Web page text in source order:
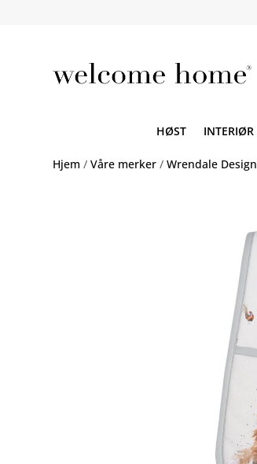
HØST INTERIØR
Hjem /Våre merker /Wrendale Design